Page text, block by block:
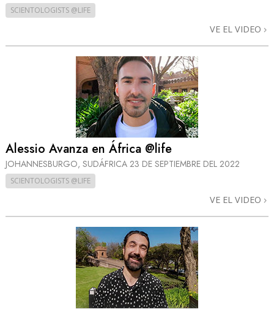
SCIENTOLOGISTS @LIFE
VE EL VIDEO
Alessio Avanza en África @life
JOHANNESBURGO, SUDÁFRICA 23 DE SEPTIEMBRE DEL 2022
SCIENTOLOGISTS @LIFE
VE EL VIDEO